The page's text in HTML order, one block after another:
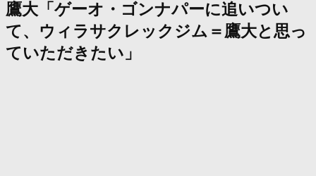
鷹大「ゲーオ・ゴンナパーに追いつい
て、ウィラサクレックジム＝鷹大と思っ
ていただきたい」